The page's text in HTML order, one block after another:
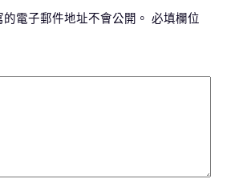
電子郵件地址不會公開。 必填欄位